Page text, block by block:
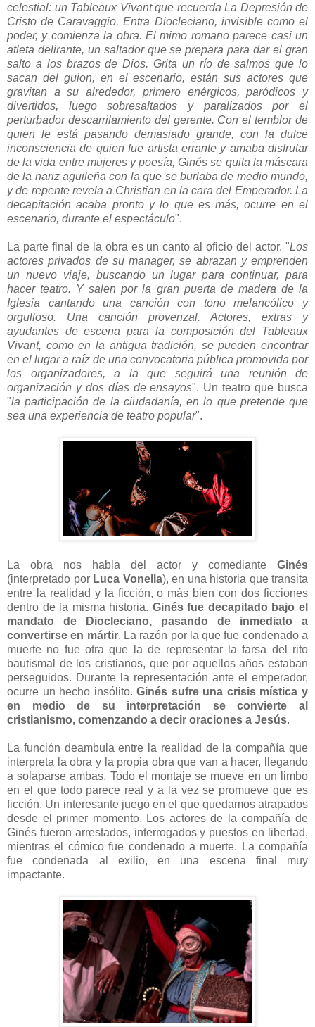
celestial: un Tableaux Vivant que recuerda La Depresión de
Cristo de Caravaggio. Entra Diocleciano, invisible como el
poder, y comienza la obra. El mimo romano parece casi un
atleta delirante, un saltador que se prepara para dar el gran
salto a los brazos de Dios. Grita un río de salmos que lo
sacan del guion, en el escenario, están sus actores que
gravitan a su alrededor, primero enérgicos, paródicos y
divertidos, luego sobresaltados y paralizados por el
perturbador descarrilamiento del gerente. Con el temblor de
quien le está pasando demasiado grande, con la dulce
inconsciencia de quien fue artista errante y amaba disfrutar
de la vida entre mujeres y poesía, Ginés se quita la máscara
de la nariz aguileña con la que se burlaba de medio mundo,
y de repente revela a Christian en la cara del Emperador. La
decapitación acaba pronto y lo que es más, ocurre en el
escenario, durante el espectáculo".
La parte final de la obra es un canto al oficio del actor. "Los
actores privados de su manager, se abrazan y emprenden
un nuevo viaje, buscando un lugar para continuar, para
hacer teatro. Y salen por la gran puerta de madera de la
Iglesia cantando una canción con tono melancólico y
orgulloso. Una canción provenzal. Actores, extras y
ayudantes de escena para la composición del Tableaux
Vivant, como en la antigua tradición, se pueden encontrar
en el lugar a raíz de una convocatoria pública promovida por
los organizadores, a la que seguirá una reunión de
organización y dos días de ensayos". Un teatro que busca
"la participación de la ciudadanía, en lo que pretende que
sea una experiencia de teatro popular".
La obra nos habla del actor y comediante Ginés
(interpretado porLuca Vonella), en una historia que transita
entre la realidad y la ficción, o más bien con dos ficciones
dentro de la misma historia. Ginés fue decapitado bajo el
mandato de Diocleciano, pasando de inmediato a
convertirse en mártir. La razón por la que fue condenado a
muerte no fue otra que la de representar la farsa del rito
bautismal de los cristianos, que por aquellos años estaban
perseguidos. Durante la representación ante el emperador,
ocurre un hecho insólito.Ginés sufre una crisis mística y
en medio de su interpretación se convierte al
cristianismo, comenzando a decir oraciones a Jesús.
La función deambula entre la realidad de la compañía que
interpreta la obra y la propia obra que van a hacer, llegando
a solaparse ambas. Todo el montaje se mueve en un limbo
en el que todo parece real y a la vez se promueve que es
ficción. Un interesante juego en el que quedamos atrapados
desde el primer momento. Los actores de la compañía de
Ginés fueron arrestados, interrogados y puestos en libertad,
mientras el cómico fue condenado a muerte. La compañía
fue condenada al exilio, en una escena final muy
impactante.